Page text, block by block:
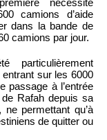
nécessité
camions d’aide
dans la bande de
camions par jour.
particulièrement
sur les 6000
passage à l’entrée
Rafah depuis sa
permettant qu’à
de quitter ou